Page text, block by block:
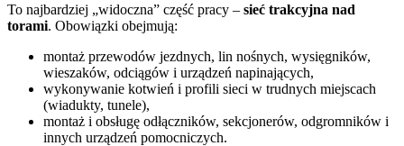
To najbardziej „widoczna” część pracy – sieć trakcyjna nad
torami. Obowiązki obejmują:
montaż przewodów jezdnych, lin nośnych, wysięgników,
wieszaków, odciągów i urządzeń napinających,
wykonywanie kotwień i profili sieci w trudnych miejscach
(wiadukty, tunele),
montaż i obsługę odłączników, sekcjonerów, odgromników i
innych urządzeń pomocniczych.